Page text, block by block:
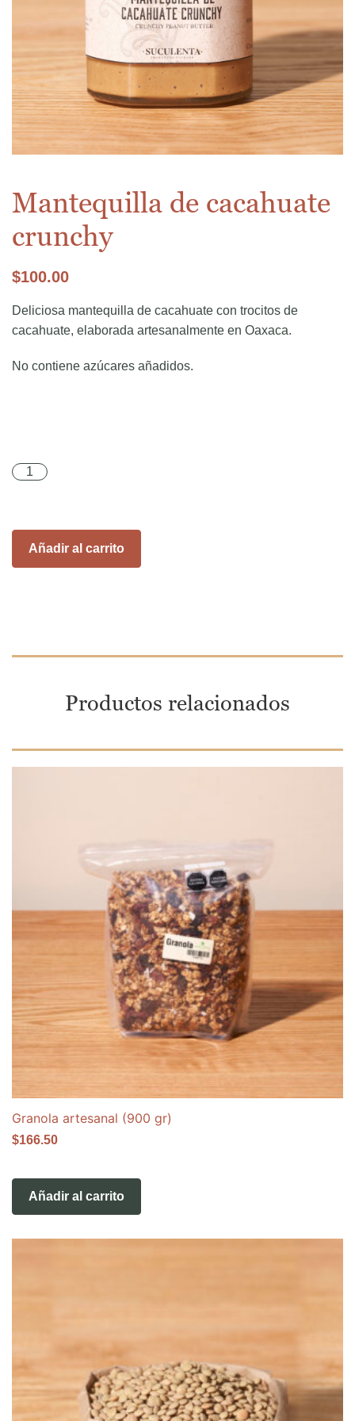
Mantequilla de cacahuate
crunchy
$100.00
Deliciosa mantequilla de cacahuate con trocitos de
cacahuate, elaborada artesanalmente en Oaxaca.
No contiene azúcares añadidos.
Mantequilla de cacahuate crunchy cantidad
Añadir al carrito
Productos relacionados
Granola artesanal (900 gr)
$166.50
Añadir al carrito